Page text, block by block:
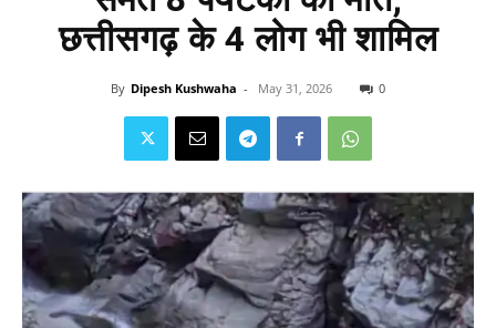
छत्तीसगढ़ के 4 लोग भी शामिल
By Dipesh Kushwaha - May 31, 2026 0